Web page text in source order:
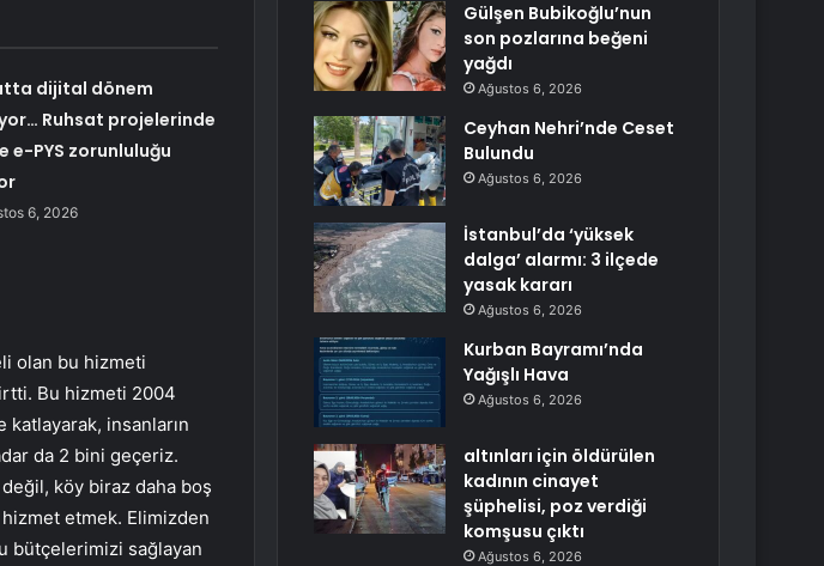
dijital dönem
Ruhsat projelerinde
e-PYS zorunluluğu
6, 2026
olan bu hizmeti
Bu hizmeti 2004
insanların
da 2 bini geçeriz.
değil, köy biraz daha boş
hizmet etmek. Elimizden
bütçelerimizi sağlayan
Gülşen Bubikoğlu’nun
son pozlarına beğeni
yağdı
Ağustos 6, 2026
Ceyhan Nehri’nde Ceset
Bulundu
Ağustos 6, 2026
İstanbul’da ‘yüksek
dalga’ alarmı: 3 ilçede
yasak kararı
Ağustos 6, 2026
Kurban Bayramı’nda
Yağışlı Hava
Ağustos 6, 2026
altınları için öldürülen
kadının cinayet
şüphelisi, poz verdiği
komşusu çıktı
Ağustos 6, 2026